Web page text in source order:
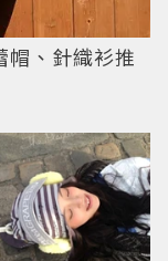
帽、針織衫推